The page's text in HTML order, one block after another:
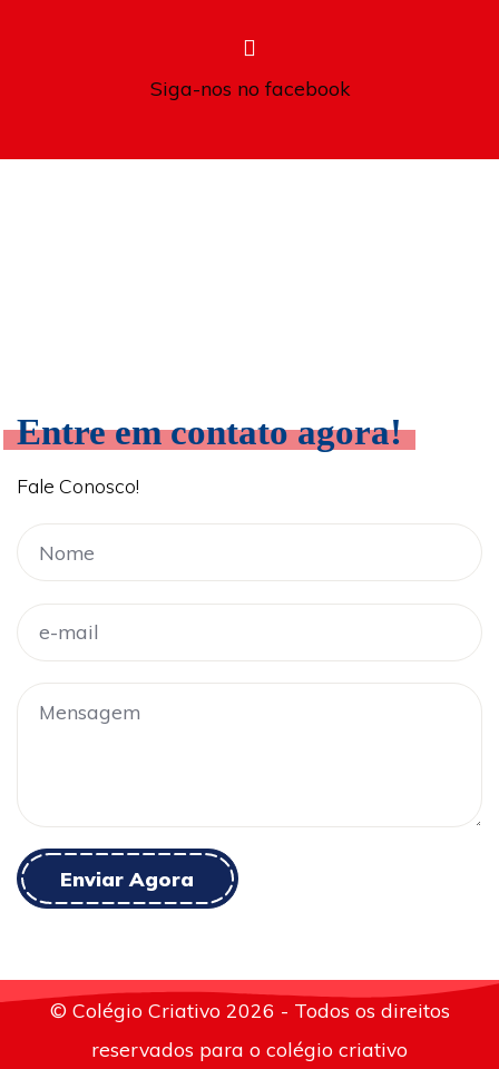
Siga-nos no facebook
Entre em contato agora!
Fale Conosco!
Enviar Agora
© Colégio Criativo 2026 - Todos os direitos
reservados para o colégio criativo